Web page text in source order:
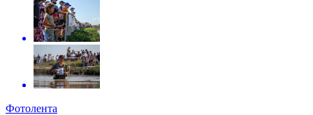
Фотолента